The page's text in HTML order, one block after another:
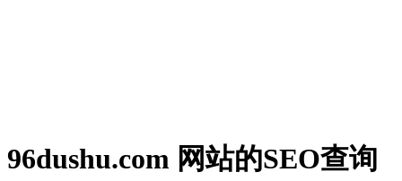
96dushu.com 网站的SEO查询